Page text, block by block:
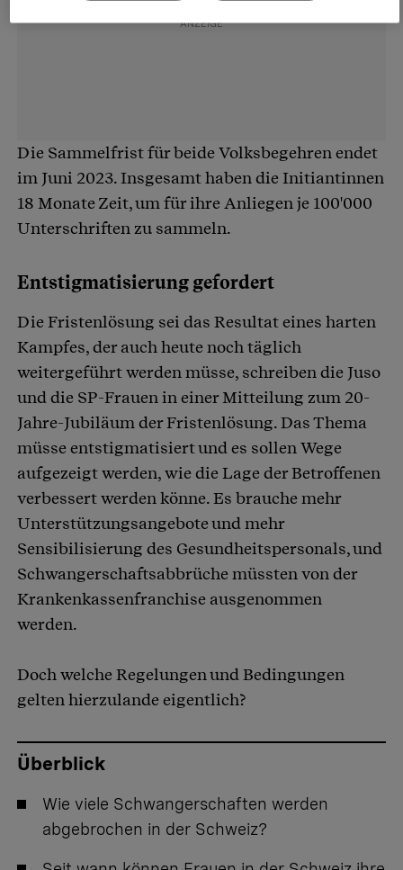
Die Sammelfrist für beide Volksbegehren endet
im Juni 2023. Insgesamt haben die Initiantinnen
18 Monate Zeit, um für ihre Anliegen je 100'000
Unterschriften zu sammeln.
Entstigmatisierung gefordert
Die Fristenlösung sei das Resultat eines harten
Kampfes, der auch heute noch täglich
weitergeführt werden müsse, schreiben die Juso
und die SP-Frauen in einer Mitteilung zum 20-
Jahre-Jubiläum der Fristenlösung. Das Thema
müsse entstigmatisiert und es sollen Wege
aufgezeigt werden, wie die Lage der Betroffenen
verbessert werden könne. Es brauche mehr
Unterstützungsangebote und mehr
Sensibilisierung des Gesundheitspersonals, und
Schwangerschaftsabbrüche müssten von der
Krankenkassenfranchise ausgenommen
werden.
Doch welche Regelungen und Bedingungen
gelten hierzulande eigentlich?
Überblick
Wie viele Schwangerschaften werden
abgebrochen in der Schweiz?